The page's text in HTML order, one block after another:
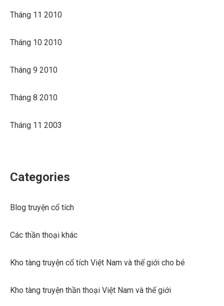
Tháng 11 2010
Tháng 10 2010
Tháng 9 2010
Tháng 8 2010
Tháng 11 2003
Categories
Blog truyện cổ tích
Các thần thoại khác
Kho tàng truyện cổ tích Việt Nam và thế giới cho bé
Kho tàng truyện thần thoại Việt Nam và thế giới